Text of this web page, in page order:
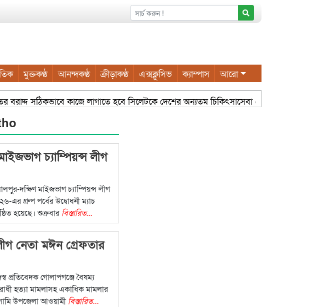
মুক্তকণ্ঠ আনন্দকণ্ঠ ক্রীড়াকণ্ঠ এক্সক্লুসিভ ক্যাম্পাস আরো
বরাদ্দ সঠিকভাবে কাজে লাগাতে হবে সিলেটকে দেশের অন্যতম চিকিৎসাসেবা কেন্দ্র হিসেবে গড়ে
গাছ লাগান — আব্দুল কাইয়ুম চৌধুরী
চ্যাম্পিয়ন্স লীগ
দক্ষিণ মাইজভাগ চ্যাম্পিয়ন্স লীগ
এর গ্রুপ পর্বের উদ্বোধনী ম্যাচ
হয়েছে। শুক্রবারবিস্তারিত...
নেতা মঈন গ্রেফতার
প্রতিবেদক গোলাপগঞ্জে বৈষম্য
হত্যা মামলাসহ একাধিক মামলার
উপজেলা আওয়ামী বিস্তারিত...